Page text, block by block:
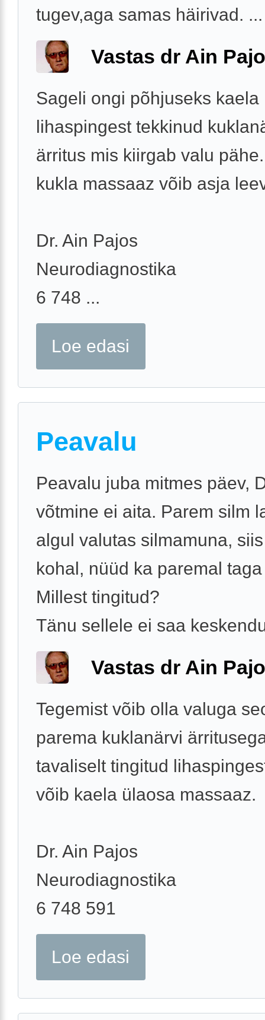
tugev,aga samas häirivad. ...
Vastas dr Ain
Sageli ongi põhjuseks kaela
lihaspingest tekkinud
ärritus mis kiirgab valu
kukla massaaz võib asja
Dr. Ain Pajos
Neurodiagnostika
6 748 ...
Loe edasi
Peavalu
Peavalu juba mitmes päev,
võtmine ei aita. Parem silm
algul valutas silmamuna,
kohal, nüüd ka paremal
Millest tingitud?
Tänu sellele ei saa
Vastas dr Ain
Tegemist võib olla valuga
parema kuklanärvi
tavaliselt tingitud
võib kaela ülaosa massaaz.
Dr. Ain Pajos
Neurodiagnostika
6 748 591
Loe edasi